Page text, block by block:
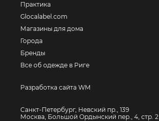
Практика
Glocalabel.com
Магазины для дома
Города
Бренды
Все об одежде в Риге
Разработка сайта WM
Санкт-Петербург, Невский пр., 139
Москва, Большой Ордынский пер., 4, стр. 2